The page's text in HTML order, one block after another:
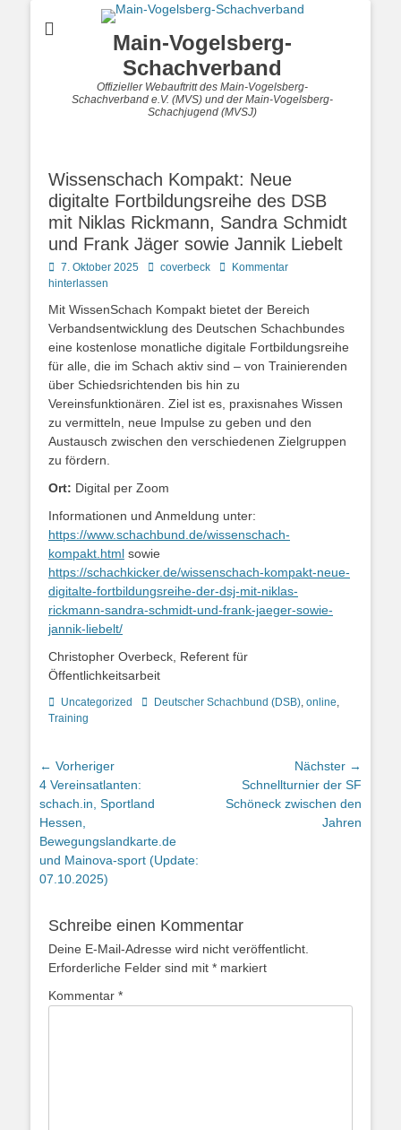
Main-Vogelsberg-
Schachverband
Offizieller Webauftritt des Main-Vogelsberg-
Schachverband e.V. (MVS) und der Main-Vogelsberg-
Schachjugend (MVSJ)
Wissenschach Kompakt: Neue
digitalte Fortbildungsreihe des DSB
mit Niklas Rickmann, Sandra Schmidt
und Frank Jäger sowie Jannik Liebelt
Posted
on
7. Oktober 2025 Autorcoverbeck
Kommentar
hinterlassen
Mit WissenSchach Kompakt bietet der Bereich
Verbandsentwicklung des Deutschen Schachbundes
eine kostenlose monatliche digitale Fortbildungsreihe
für alle, die im Schach aktiv sind – von Trainierenden
über Schiedsrichtenden bis hin zu
Vereinsfunktionären. Ziel ist es, praxisnahes Wissen
zu vermitteln, neue Impulse zu geben und den
Austausch zwischen den verschiedenen Zielgruppen
zu fördern.
Ort: Digital per Zoom
Informationen und Anmeldung unter:
https://www.schachbund.de/wissenschach-
kompakt.html sowie
https://schachkicker.de/wissenschach-kompakt-neue-
digitalte-fortbildungsreihe-der-dsj-mit-niklas-
rickmann-sandra-schmidt-und-frank-jaeger-sowie-
jannik-liebelt/
Christopher Overbeck, Referent für
Öffentlichkeitsarbeit
Kategorien
Uncategorized Schlagworte
Deutscher Schachbund (DSB), online,
Training
Beitragsnavigation
← Vorheriger
Vorheriger
Beitrag:
4 Vereinsatlanten:
schach.in, Sportland
Hessen,
Bewegungslandkarte.de
und Mainova-sport (Update:
07.10.2025)
Nächster →
Nächster
Beitrag:
Schnellturnier der SF
Schöneck zwischen den
Jahren
Schreibe einen Kommentar
Deine E-Mail-Adresse wird nicht veröffentlicht.
Erforderliche Felder sind mit * markiert
Kommentar *